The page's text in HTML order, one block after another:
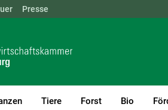
BGLD KTN
Presse
Tiere Forst Bio